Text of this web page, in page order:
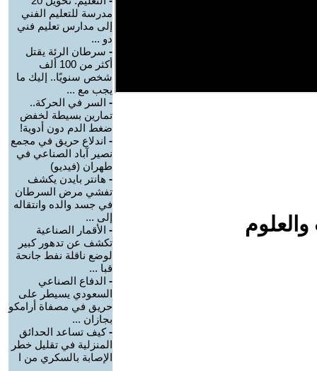
مدرسة للتعليم الفني
إلى مدارس تعليم فني
دو ...
- سرطان الرئة يقتل
أكثر من 100 ألف
شخص سنويًا.. إليك ما
يجب مع ...
- السر في الحركة..
تمارين بسيطة لخفض
ضغط الدم دون أدوية!
- اندلاع حريق في مجمع
نصير آباد الصناعي في
طهران (فيديو)
- هانتر بايدن يكشف
تفشي مرض السرطان
في جسد والده وانتقاله
إلى ...
- الأقمار الصناعية
تكشف عن تدهور كبير
لوضع ناقلة نفط جانحة
قبا ...
- الدفاع الصناعي
السعودي يسيطر على
حريق في مصفاة أرامكو
بجازان ...
-كيف تساعد الحدائق
المنزلية في تقليل خطر
الإصابة بالسكري من ا